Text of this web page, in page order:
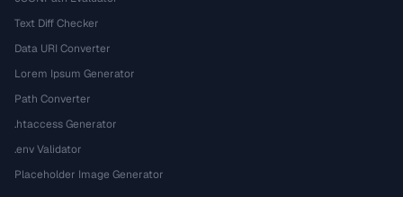
Text Diff Checker
Data URI Converter
Lorem Ipsum Generator
Path Converter
.htaccess Generator
.env Validator
Placeholder Image Generator